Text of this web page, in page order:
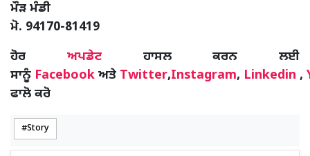
ਮੌੜ ਮੰਡੀ
ਮੋ. 94170-81419
ਹੋਰ ਅਪਡੇਟਹਾਸਲ ਕਰਨ ਲਈ
ਸਾਨੂੰ Facebook ਅਤੇ Twitter,Instagram, Linkedin ,
ਫਾਲੋ ਕਰੋ
Story